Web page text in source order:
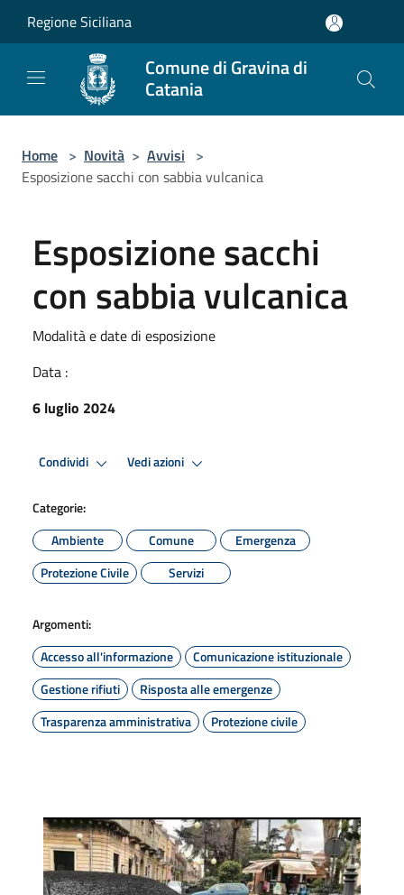
Regione Siciliana
Comune di Gravina di
Catania
Home > Novità > Avvisi >
Esposizione sacchi con sabbia vulcanica
Esposizione sacchi
con sabbia vulcanica
Modalità e date di esposizione
Data :
6 luglio 2024
Condividi Vedi azioni
Categorie:
Ambiente
Comune
Emergenza
Protezione Civile
Servizi
Argomenti:
Accesso all'informazione
Comunicazione istituzionale
Gestione rifiuti
Risposta alle emergenze
Trasparenza amministrativa
Protezione civile